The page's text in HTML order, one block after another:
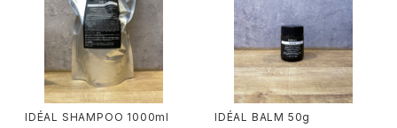
IDÉAL SHAMPOO 1000ml IDÉAL BALM 50g